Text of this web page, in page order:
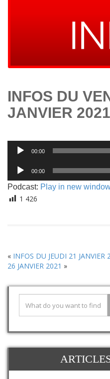
INFOS DU
JANVIER 2021
Lecteur
audio
00:00
Lecteur
audio
00:00
Podcast: Play in new
1 426
« INFOS DU JEUDI 21 JANVIER
26 JANVIER 2021 »